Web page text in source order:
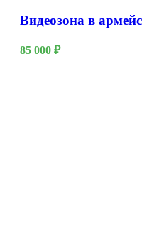
Видеозона в
85 000 ₽